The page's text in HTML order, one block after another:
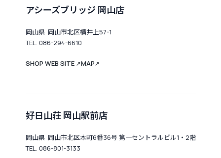
アシーズブリッジ 岡山店
岡山県 岡山市北区横井上57-1
TEL. 086-294-6610
SHOP WEB SITE ↗MAP↗
好日山荘 岡山駅前店
岡山県 岡山市北区本町6番36号 第一セントラルビル1・2階
TEL. 086-801-3133